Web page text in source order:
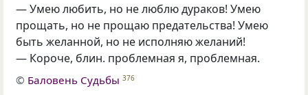
— Умею любить, но не люблю дураков! Умею
прощать, но не прощаю предательства! Умею
быть желанной, но не исполняю желаний!
— Короче, блин. проблемная я, проблемная.
© Баловень Судьбы 376